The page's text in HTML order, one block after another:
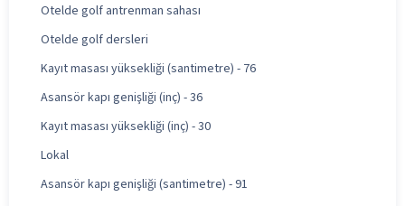
Otelde golf antrenman sahası
Otelde golf dersleri
Kayıt masası yüksekliği (santimetre) - 76
Asansör kapı genişliği (inç) - 36
Kayıt masası yüksekliği (inç) - 30
Lokal
Asansör kapı genişliği (santimetre) - 91